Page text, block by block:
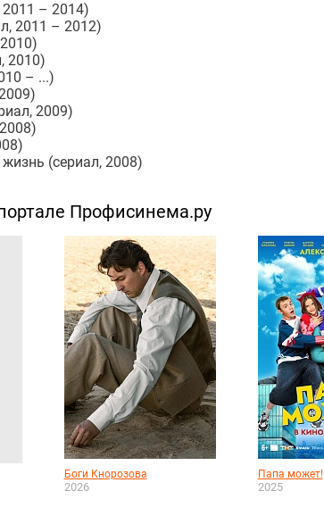
2011 – 2014)
2011 – 2012)
2010)
– ...)
2009)
(сериал, 2008)
Профисинема.ру
Боги Кнорозова
2026
Папа может!
2025